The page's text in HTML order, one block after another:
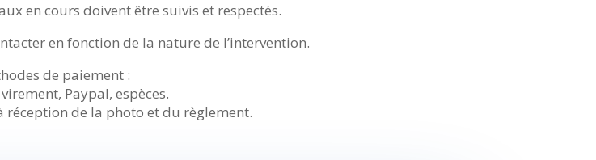
en cours doivent être suivis et respectés.
en fonction de la nature de l’intervention.
de paiement :
Paypal, espèces.
réception de la photo et du règlement.